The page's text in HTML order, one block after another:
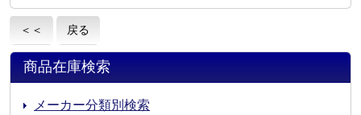
＜＜ 戻る
商品在庫検索
メーカー分類別検索